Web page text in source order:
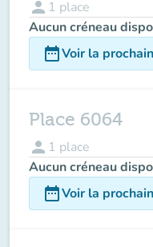
person 1 place
Aucun créneau
date_rangeVoir la
Place 6064
person 1 place
Aucun créneau
date_rangeVoir la